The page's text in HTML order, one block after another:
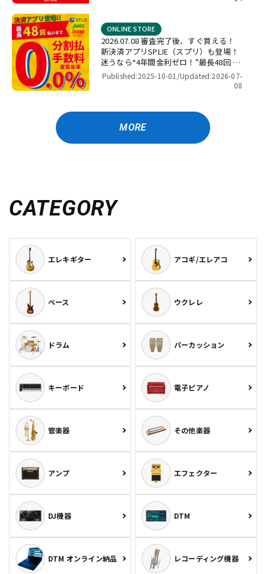
2026.07.08 審査完了後、すぐ買える！
新決済アプリSPLIE（スプリ）も登場！
迷うなら“4年間金利ゼロ！”最長48回 無
金利キャンペーン
ONLINE STORE
Published:2025-10-01/Updated:2026-07-
08
MORE
CATEGORY
エレキギター アコギ/エレアコ
ベース ウクレレ
ドラム パーカッション
キーボード 電子ピアノ
管楽器 その他楽器
アンプ エフェクター
DJ機器 DTM
DTM オンライン納品 レコーディング機器